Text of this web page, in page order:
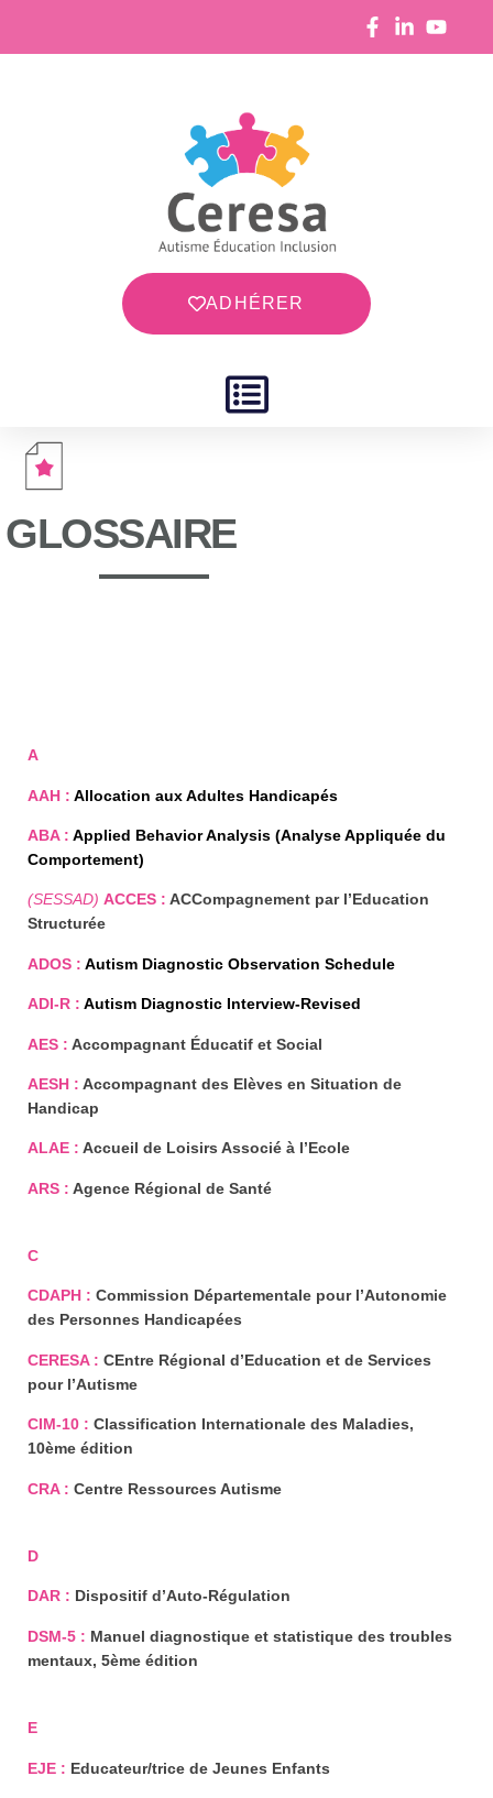
ADHÉRER
GLOSSAIRE
A
AAH : Allocation aux Adultes Handicapés
ABA : Applied Behavior Analysis (Analyse Appliquée du
Comportement)
(SESSAD) ACCES : ACCompagnement par l’Education
Structurée
ADOS : Autism Diagnostic Observation Schedule
ADI-R : Autism Diagnostic Interview-Revised
AES : Accompagnant Éducatif et Social
AESH : Accompagnant des Elèves en Situation de
Handicap
ALAE : Accueil de Loisirs Associé à l’Ecole
ARS : Agence Régional de Santé
C
CDAPH : Commission Départementale pour l’Autonomie
des Personnes Handicapées
CERESA : CEntre Régional d’Education et de Services
pour l’Autisme
CIM-10 : Classification Internationale des Maladies,
10ème édition
CRA : Centre Ressources Autisme
D
DAR : Dispositif d’Auto-Régulation
DSM-5 : Manuel diagnostique et statistique des troubles
mentaux, 5ème édition
E
EJE : Educateur/trice de Jeunes Enfants